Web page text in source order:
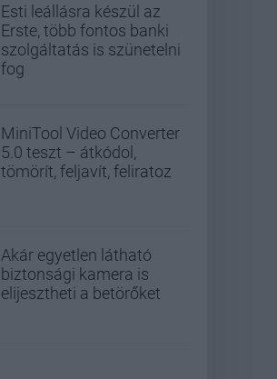
Esti leállásra készül az
Erste, több fontos banki
szolgáltatás is szünetelni
fog
MiniTool Video Converter
5.0 teszt – átkódol,
tömörít, feljavít, feliratoz
Akár egyetlen látható
biztonsági kamera is
elijesztheti a betörőket